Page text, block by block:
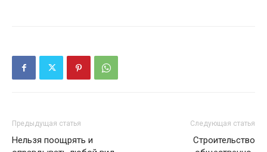
Предыдущая статья
Нельзя поощрять и
Следующая статья
Строительство